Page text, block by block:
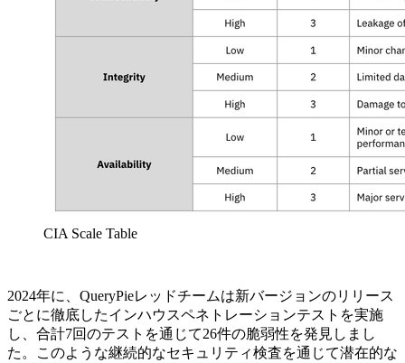
CIA Scale Table
2024年に、QueryPieレッドチームは新バージョンのリリース
ごとに徹底したインハウスペネトレーションテストを実施
し、合計7回のテストを通じて26件の脆弱性を発見しまし
た。このような継続的なセキュリティ検査を通じて潜在的な